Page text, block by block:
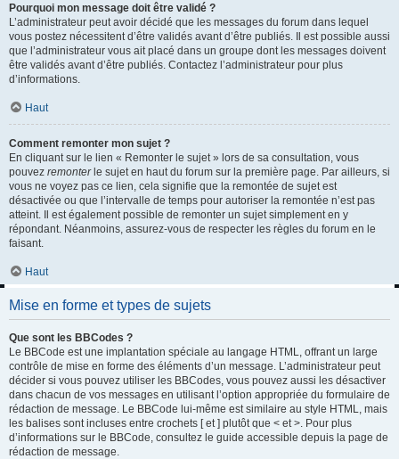
Pourquoi mon message doit être validé ?
L’administrateur peut avoir décidé que les messages du forum dans lequel
vous postez nécessitent d’être validés avant d’être publiés. Il est possible aussi
que l’administrateur vous ait placé dans un groupe dont les messages doivent
être validés avant d’être publiés. Contactez l’administrateur pour plus
d’informations.
Haut
Comment remonter mon sujet ?
En cliquant sur le lien « Remonter le sujet » lors de sa consultation, vous
pouvez remonterle sujet en haut du forum sur la première page. Par ailleurs, si
vous ne voyez pas ce lien, cela signifie que la remontée de sujet est
désactivée ou que l’intervalle de temps pour autoriser la remontée n’est pas
atteint. Il est également possible de remonter un sujet simplement en y
répondant. Néanmoins, assurez-vous de respecter les règles du forum en le
faisant.
Haut
Mise en forme et types de sujets
Que sont les BBCodes ?
Le BBCode est une implantation spéciale au langage HTML, offrant un large
contrôle de mise en forme des éléments d’un message. L’administrateur peut
décider si vous pouvez utiliser les BBCodes, vous pouvez aussi les désactiver
dans chacun de vos messages en utilisant l’option appropriée du formulaire de
rédaction de message. Le BBCode lui-même est similaire au style HTML, mais
les balises sont incluses entre crochets [ et ] plutôt que < et >. Pour plus
d’informations sur le BBCode, consultez le guide accessible depuis la page de
rédaction de message.